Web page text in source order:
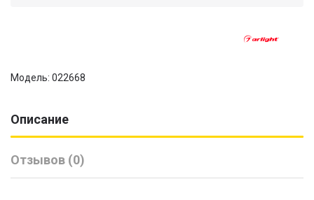
Модель: 022668
Описание
Отзывов (0)